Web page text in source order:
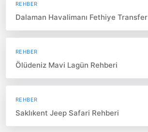
REHBER
Dalaman Havalimanı Fethiye Transfer
REHBER
Ölüdeniz Mavi Lagün Rehberi
REHBER
Saklıkent Jeep Safari Rehberi